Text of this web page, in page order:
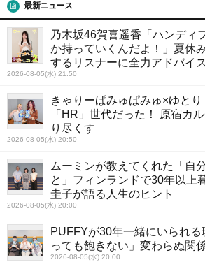
最新ニュース
乃木坂46賀喜遥香「ハンディ
か持っていくんだよ！」夏休
するリスナーに全力アドバイス
2026-08-05(水) 21:50
きゃりーぱみゅぱみゅ×ゆと
「HR」世代だった！ 原宿カ
り尽くす
2026-08-05(水) 20:50
ムーミンが教えてくれた「自
と」フィンランドで30年以上
圭子が語る人生のヒント
2026-08-05(水) 20:00
PUFFYが30年一緒にいられ
っても飽きない」変わらぬ関
2026-08-05(水) 20:00